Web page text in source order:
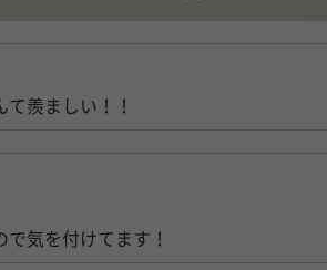
羨ましい！！
気を付けてます！